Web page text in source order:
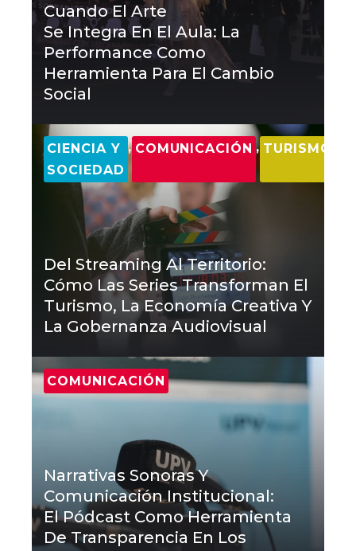
Cuando El Arte
Se Integra En El Aula: La
Performance Como
Herramienta Para El Cambio
Social
CIENCIA Y
SOCIEDAD
, COMUNICACIÓN , TURISMO
Del Streaming Al Territorio:
Cómo Las Series Transforman El
Turismo, La Economía Creativa Y
La Gobernanza Audiovisual
COMUNICACIÓN
Narrativas Sonoras Y
Comunicación Institucional:
El Pódcast Como Herramienta
De Transparencia En Los